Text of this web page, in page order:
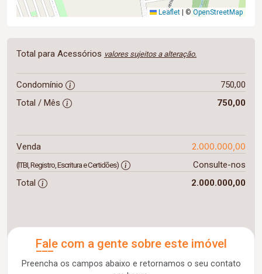
Leaflet © OpenStreetMap
Total para Acessórios valores sujeitos a alteração.
Condomínio
750,00
Total / Mês
750,00
Venda 2.000.000,00
(ITBI, Registro, Escritura e Certidões)
Consulte-nos
Total
2.000.000,00
Fale com a gente sobre este imóvel
Preencha os campos abaixo e retornamos o seu contato